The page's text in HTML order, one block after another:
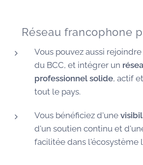
🌐 Réseau francophone
Vous pouvez aussi
du BCC, et intégrer un
professionnel solide, actif
tout le pays.
Vous bénéficiez d'une
d'un soutien continu et
facilitée dans l'écosystème